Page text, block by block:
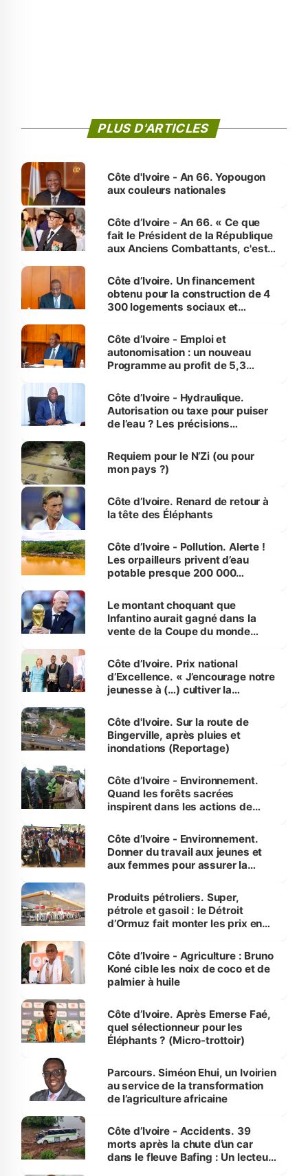
PLUS D'ARTICLES
Côte d'Ivoire - An 66. Yopougon
aux couleurs nationales
Côte d’Ivoire - An 66. « Ce que
fait le Président de la République
aux Anciens Combattants, c'est
Côte d’Ivoire. Un financement
obtenu pour la construction de 4
300 logements sociaux et
et Yamoussoukro
Côte d’Ivoire - Emploi et
autonomisation : un nouveau
Programme au profit de 5,3
Côte d’Ivoire - Hydraulique.
Autorisation ou taxe pour puiser
de l’eau ? Les précisions
Requiem pour le N’Zi (ou pour
mon pays ?)
Côte d’Ivoire. Renard de retour à
la tête des Éléphants
Côte d’Ivoire - Pollution. Alerte !
Les orpailleurs privent d’eau
potable presque 200 000
Le montant choquant que
Infantino aurait gagné dans la
vente de la Coupe du monde
Côte d’Ivoire. Prix national
d’Excellence. « J’encourage notre
jeunesse à (…) cultiver la
(Alassane Ouattara
Côte d'Ivoire. Sur la route de
Bingerville, après pluies et
inondations (Reportage)
Côte d’Ivoire - Environnement.
Quand les forêts sacrées
inspirent dans les actions de
Côte d’Ivoire - Environnement.
Donner du travail aux jeunes et
aux femmes pour assurer la
menacées
Produits pétroliers. Super,
pétrole et gasoil : le Détroit
d’Ormuz fait monter les prix en
Côte d’Ivoire - Agriculture : Bruno
Koné cible les noix de coco et de
palmier à huile
Côte d’Ivoire. Après Emerse Faé,
quel sélectionneur pour les
Éléphants ? (Micro-trottoir)
Parcours. Siméon Ehui, un Ivoirien
au service de la transformation
de l’agriculture africaine
Côte d’Ivoire - Accidents. 39
morts après la chute d’un car
dans le fleuve Bafing : Un lecteur